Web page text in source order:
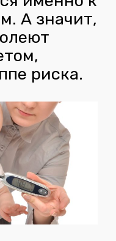
А значит,
риска.